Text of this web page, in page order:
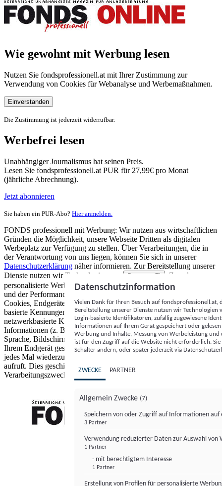
Wie gewohnt mit Werbung lesen
Nutzen Sie fondsprofessionell.at mit Ihrer Zustimmung zur
Verwendung von Cookies für Webanalyse und Werbemaßnahmen.
Einverstanden
Die Zustimmung ist jederzeit widerrufbar.
Werbefrei lesen
Unabhängiger Journalismus hat seinen Preis.
Lesen Sie fondsprofessionell.at PUR für 27,99€ pro Monat
(jährliche Abrechnung).
Jetzt abonnieren
Sie haben ein PUR-Abo? Hier anmelden.
FONDS professionell mit Werbung: Wir nutzen aus wirtschaftlichen
Gründen die Möglichkeit, unsere Webseite Dritten als digitalen
Werbeplatz zur Verfügung zu stellen. Über Verarbeitungen, die in
der Verantwortung von uns liegen, können Sie sich in unserer
Datenschutzerklärung näher informieren. Zur Bereitstellung unserer
Dienste nutzen wir Technologien von
Partnern (5)
. Zwecke:
personalisierte Werbung und Inhalte, Messung von Werbeleistung
und der Performance von Inhalten sowie Zielgruppenforschung.
Cookies, Endgeräte- oder ähnliche Online-Kennungen (z. B. login-
basierte Kennungen, zufällig generierte Kennungen,
netzwerkbasierte Kennungen) können zusammen mit anderen
Informationen (z. B. Browsertyp und Browserinformationen,
Sprache, Bildschirmgröße, unterstützte Technologien usw.) auf
Ihrem Endgerät gespeichert oder von dort ausgelesen werden, um es
jedes Mal wiederzuerkennen, wenn es eine App oder einer Webseite
aufruft. Dies geschieht für einen oder mehrere der hier aufgeführten
Verarbeitungszwecke.
Datenschutzinformation
Vielen Dank für Ihren Besuch auf
Bereitstellung unserer Dienste nutzen wir Technologien
Login-basierte Identifikatoren, zufällig zugewiesene
Informationen auf Ihrem Gerät gespeichert oder
Werbung und Inhalte, Messung von Werbeleistung
ist für den Zugriff auf die Website nicht erforderlich.
Schalter ändern, oder später jederzeit via
ZWECKE PARTNER
Allgemein Zwecke (7)
Speichern von oder Zugriff auf Informationen auf
3 Partner
Verwendung reduzierter Daten zur Auswahl von
1 Partner
- mit berechtigtem Interesse
1 Partner
Erstellung von Profilen für personalisierte
FONDS professionell